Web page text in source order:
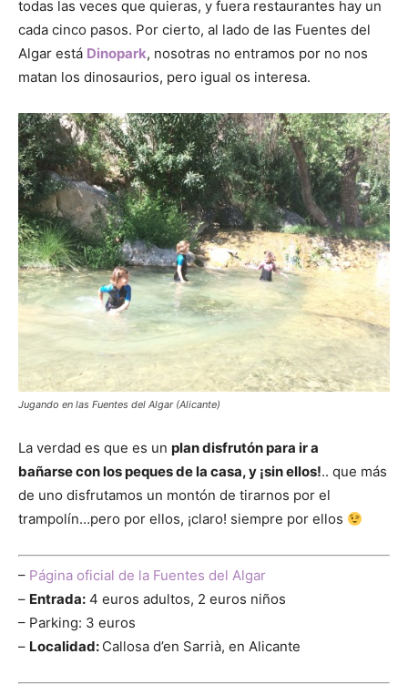
todas las veces que quieras, y fuera restaurantes hay un
cada cinco pasos. Por cierto, al lado de las Fuentes del
Algar está Dinopark, nosotras no entramos por no nos
matan los dinosaurios, pero igual os interesa.
Jugando en las Fuentes del Algar (Alicante)
La verdad es que es un plan disfrutón para ir a
bañarse con los peques de la casa, y ¡sin ellos!.. que más
de uno disfrutamos un montón de tirarnos por el
trampolín…pero por ellos, ¡claro! siempre por ellos
– Página oficial de la Fuentes del Algar
– Entrada: 4 euros adultos, 2 euros niños
– Parking: 3 euros
– Localidad: Callosa d’en Sarrià, en Alicante